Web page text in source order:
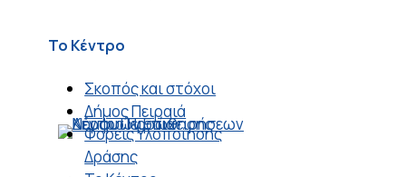
Το Κέντρο
Σκοπός και στόχοι
Δήμος Πειραιά
Φορείς Υλοποίησης
Δράσης